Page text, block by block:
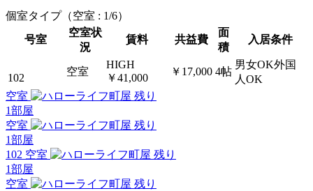
個室タイプ（空室 : 1/6）
号室
空室状
況
賃料 共益費
面
積
入居条件
102
空室
HIGH
￥41,000
￥17,000 4帖
男女OK外国
人OK
空室
残り
1部屋
空室
残り
1部屋
102 空室
残り
1部屋
空室
残り